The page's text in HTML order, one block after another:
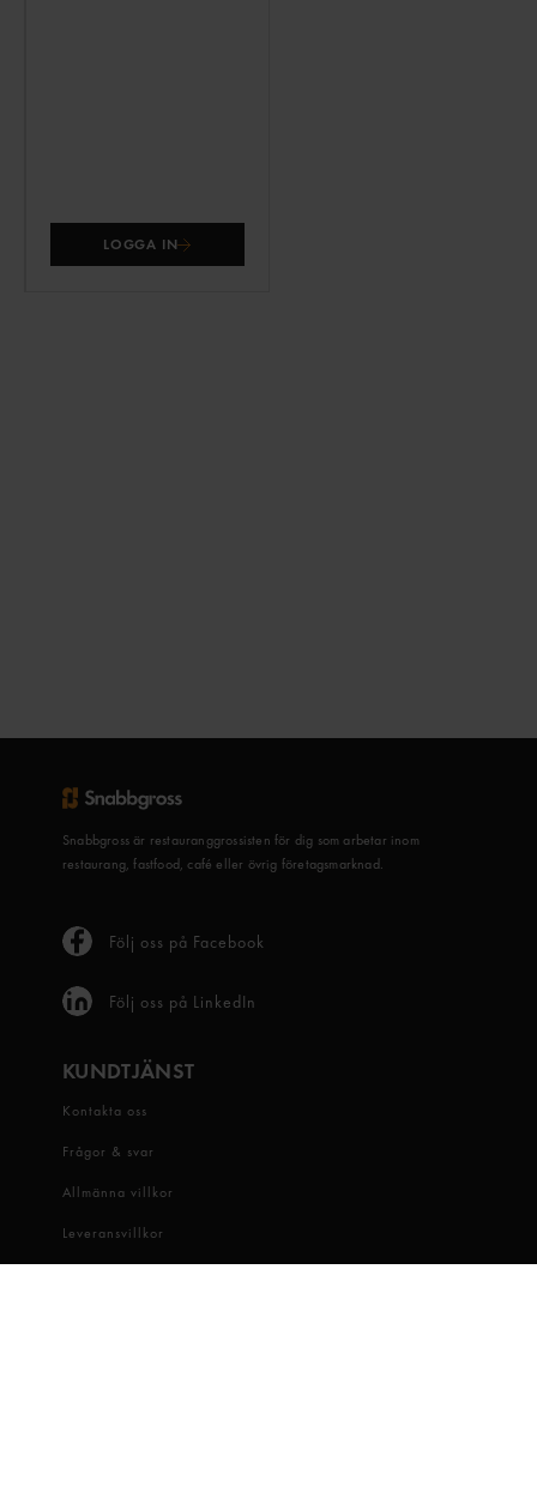
LOGGA IN
Snabbgross är restauranggrossisten för dig som arbetar inom
restaurang, fastfood, café eller övrig företagsmarknad.
Följ oss på Facebook
Följ oss på LinkedIn
KUNDTJÄNST
Kontakta oss
Frågor & svar
Allmänna villkor
Leveransvillkor